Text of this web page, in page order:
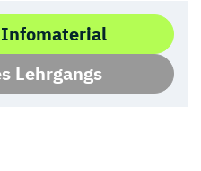
Lehrgangs